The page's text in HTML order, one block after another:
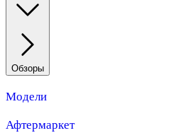
Обзоры
Модели
Афтермаркет